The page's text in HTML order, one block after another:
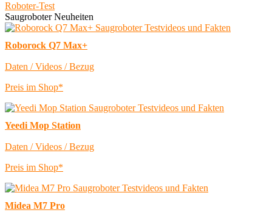
Roboter-Test
Saugroboter Neuheiten
Roborock Q7 Max+
Daten / Videos / Bezug
Preis im Shop*
Yeedi Mop Station
Daten / Videos / Bezug
Preis im Shop*
Midea M7 Pro